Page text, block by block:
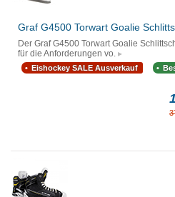
Graf G4500 Torwart Goalie
Der Graf G4500 Torwart Goalie
für die Anforderungen vo.
Eishockey SALE Ausverkauf